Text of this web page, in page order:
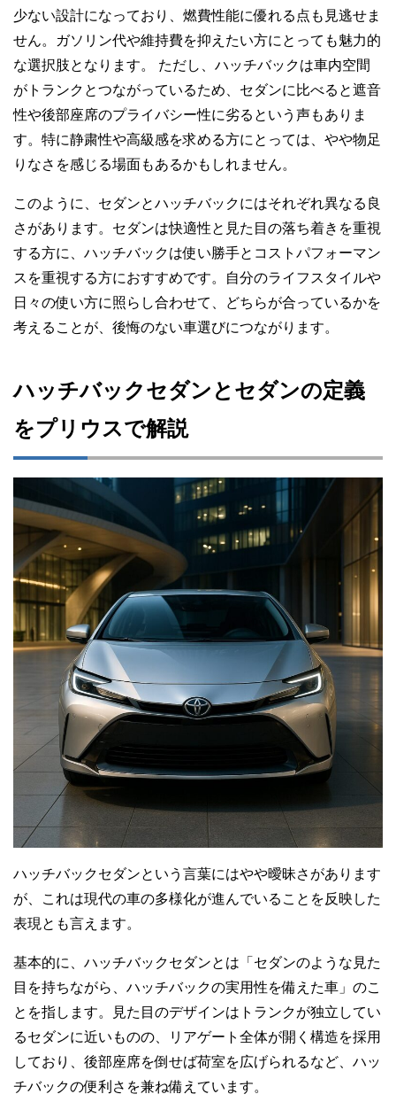
少ない設計になっており、燃費性能に優れる点も見逃せま
せん。ガソリン代や維持費を抑えたい方にとっても魅力的
な選択肢となります。 ただし、ハッチバックは車内空間
がトランクとつながっているため、セダンに比べると遮音
性や後部座席のプライバシー性に劣るという声もありま
す。特に静粛性や高級感を求める方にとっては、やや物足
りなさを感じる場面もあるかもしれません。
このように、セダンとハッチバックにはそれぞれ異なる良
さがあります。セダンは快適性と見た目の落ち着きを重視
する方に、ハッチバックは使い勝手とコストパフォーマン
スを重視する方におすすめです。自分のライフスタイルや
日々の使い方に照らし合わせて、どちらが合っているかを
考えることが、後悔のない車選びにつながります。
ハッチバックセダンとセダンの定義
をプリウスで解説
ハッチバックセダンという言葉にはやや曖昧さがあります
が、これは現代の車の多様化が進んでいることを反映した
表現とも言えます。
基本的に、ハッチバックセダンとは「セダンのような見た
目を持ちながら、ハッチバックの実用性を備えた車」のこ
とを指します。見た目のデザインはトランクが独立してい
るセダンに近いものの、リアゲート全体が開く構造を採用
しており、後部座席を倒せば荷室を広げられるなど、ハッ
チバックの便利さを兼ね備えています。